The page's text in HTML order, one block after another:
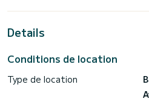
de Rhodes (Ville)
Pour votre confort, Nefeli
Génois sur enrouleur. Il possède
d'annexe, Haut-parleurs
pont, Panneau solaire, Connexion
Details
Conditions de location
Type de location